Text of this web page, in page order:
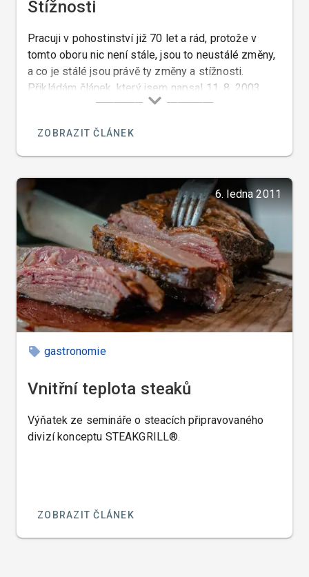
Stížnosti
Pracuji v pohostinství již 70 let a rád, protože v
tomto oboru nic není stále, jsou to neustálé změny,
a co je stálé jsou právě ty změny a stížnosti.
Přikládám článek, který jsem napsal 11. 8. 2003,
který je toho důkazem…
ZOBRAZIT ČLÁNEK
6. ledna 2011
gastronomie
Vnitřní teplota steaků
Výňatek ze semináře o steacích připravovaného
divizí konceptu STEAKGRILL®.
ZOBRAZIT ČLÁNEK